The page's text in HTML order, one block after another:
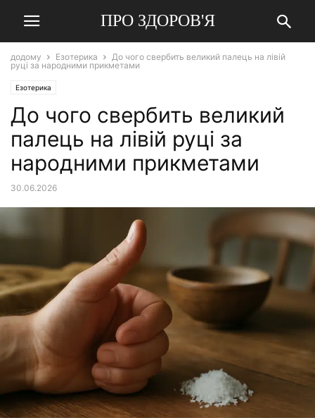
ПРО ЗДОРОВ'Я
додому Езотерика
До чого свербить великий палець на лівій
руці за народними прикметами
Езотерика
До чого свербить великий
палець на лівій руці за
народними прикметами
30.06.2026